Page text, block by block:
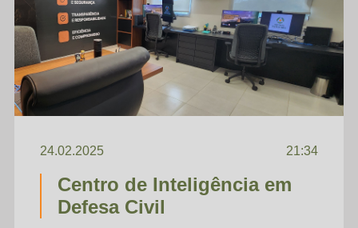
24.02.2025 21:34
Centro de Inteligência em
Defesa Civil